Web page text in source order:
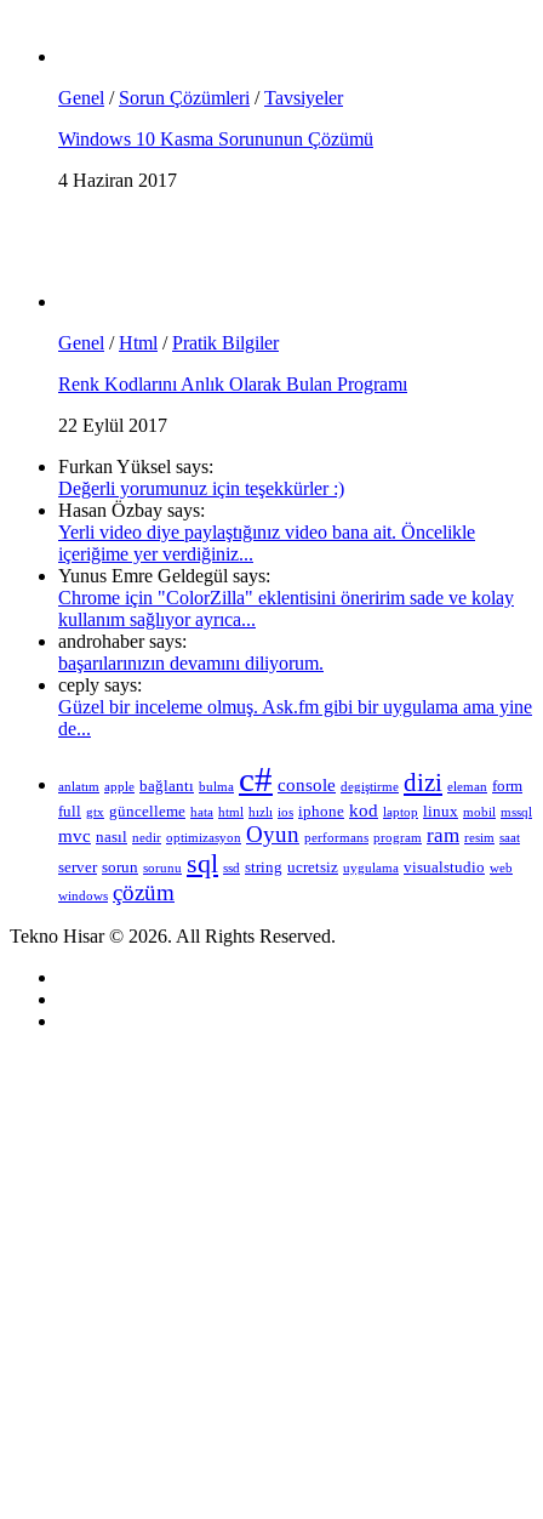
Genel / Sorun Çözümleri /Tavsiyeler
Windows 10 Kasma Sorununun Çözümü
4 Haziran 2017
Genel /Html /Pratik Bilgiler
Renk Kodlarını Anlık Olarak Bulan Programı
22 Eylül 2017
Furkan Yüksel says:
Değerli yorumunuz için teşekkürler :)
Hasan Özbay says:
Yerli video diye paylaştığınız video bana ait. Öncelikle
içeriğime yer verdiğiniz...
Yunus Emre Geldegül says:
Chrome için "ColorZilla" eklentisini öneririm sade ve kolay
kullanım sağlıyor ayrıca...
androhaber says:
başarılarınızın devamını diliyorum.
ceply says:
Güzel bir inceleme olmuş. Ask.fm gibi bir uygulama ama yine
de...
anlatım apple bağlantı bulma c# console degiştirme dizi eleman form
full gtx güncelleme hata html hızlı ios iphone kod laptop linux mobil mssql
mvc nasıl nedir optimizasyon Oyun performans program ram resim saat
server sorun sorunu sql ssd string ucretsiz uygulama visualstudio web
windows çözüm
Tekno Hisar © 2026. All Rights Reserved.